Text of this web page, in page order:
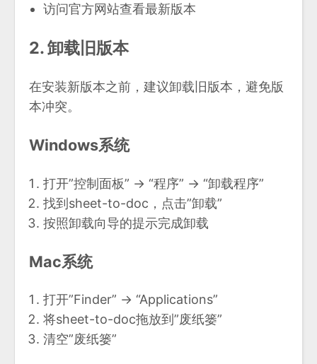
访问官方网站查看最新版本
2. 卸载旧版本
在安装新版本之前，建议卸载旧版本，避免版
本冲突。
Windows系统
打开”控制面板” → “程序” → “卸载程序”
找到sheet-to-doc，点击”卸载”
按照卸载向导的提示完成卸载
Mac系统
打开”Finder” → “Applications”
将sheet-to-doc拖放到”废纸篓”
清空”废纸篓”